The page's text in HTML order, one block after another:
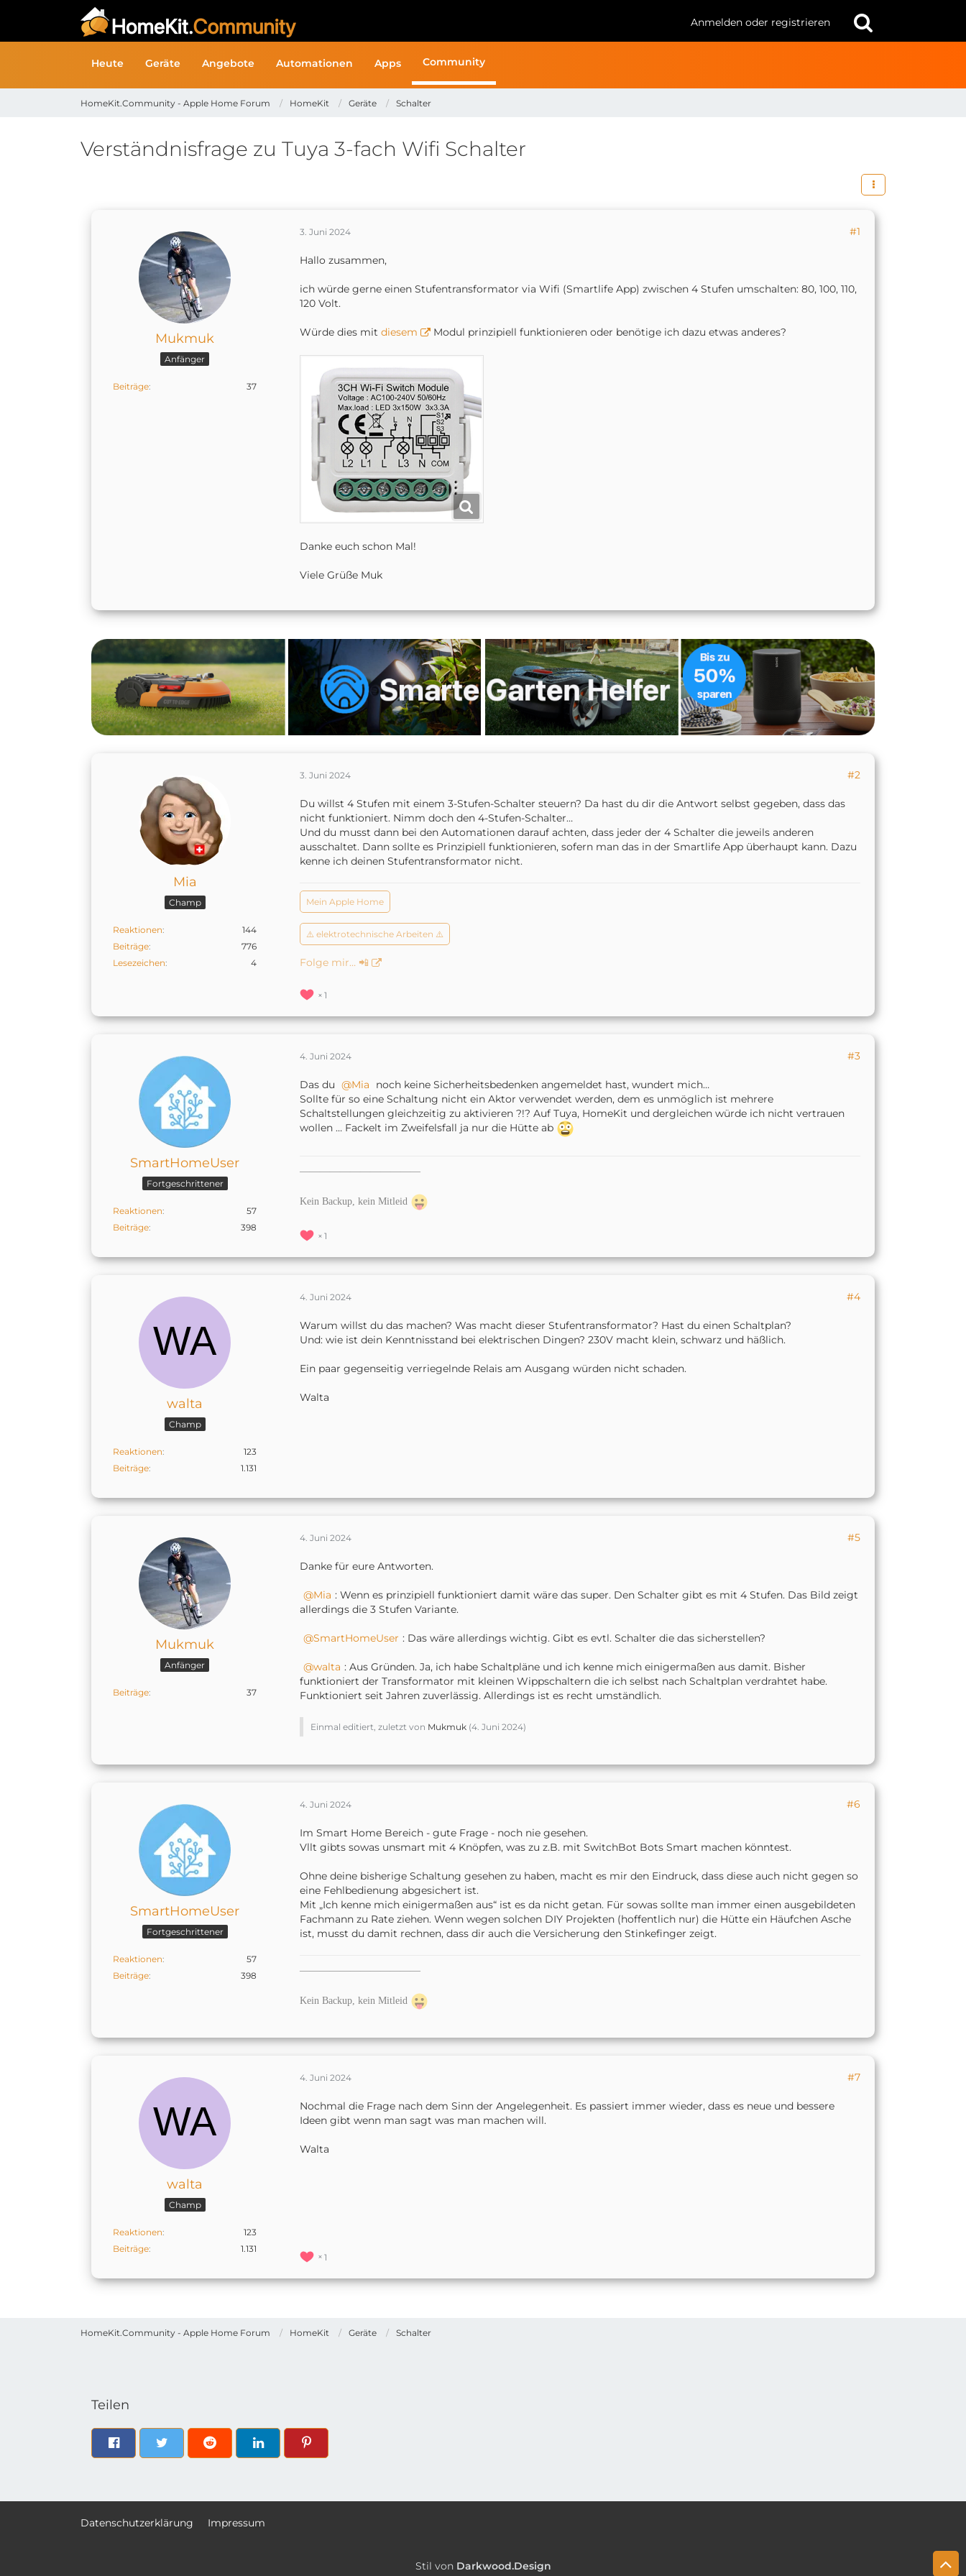
Anmelden oder registrieren
Heute Geräte Angebote Automationen Apps Community
HomeKit.Community - Apple Home Forum HomeKit Geräte Schalter
HomeKit.Community - Apple Home Forum HomeKit Geräte Schalter
Verständnisfrage zu Tuya 3-fach Wifi Schalter
Mukmuk
Anfänger
Beiträge 37
3. Juni 2024 #1
Hallo zusammen,
ich würde gerne einen Stufentransformator via Wifi (Smartlife App) zwischen 4 Stufen umschalten: 80, 100, 110,
120 Volt.
Würde dies mit diesem Modul prinzipiell funktionieren oder benötige ich dazu etwas anderes?
Danke euch schon Mal!
Viele Grüße Muk
Mia
Champ
Reaktionen
144
Beiträge
776
Lesezeichen
4
3. Juni 2024 #2
Du willst 4 Stufen mit einem 3-Stufen-Schalter steuern? Da hast du dir die Antwort selbst gegeben, dass das
nicht funktioniert. Nimm doch den 4-Stufen-Schalter…
Und du musst dann bei den Automationen darauf achten, dass jeder der 4 Schalter die jeweils anderen
ausschaltet. Dann sollte es Prinzipiell funktionieren, sofern man das in der Smartlife App überhaupt kann. Dazu
kenne ich deinen Stufentransformator nicht.
Mein Apple Home
⚠️ elektrotechnische Arbeiten ⚠️
Folge mir… 📲
1
SmartHomeUser
Fortgeschrittener
Reaktionen
57
Beiträge
398
4. Juni 2024 #3
Das du Mia
noch keine Sicherheitsbedenken angemeldet hast, wundert mich…
Sollte für so eine Schaltung nicht ein Aktor verwendet werden, dem es unmöglich ist mehrere
Schaltstellungen gleichzeitig zu aktivieren ?!? Auf Tuya, HomeKit und dergleichen würde ich nicht vertrauen
wollen … Fackelt im Zweifelsfall ja nur die Hütte ab
————————————
Kein Backup, kein Mitleid
1
walta
Champ
Reaktionen
123
Beiträge
1.131
4. Juni 2024 #4
Warum willst du das machen? Was macht dieser Stufentransformator? Hast du einen Schaltplan?
Und: wie ist dein Kenntnisstand bei elektrischen Dingen? 230V macht klein, schwarz und häßlich.
Ein paar gegenseitig verriegelnde Relais am Ausgang würden nicht schaden.
Walta
Mukmuk
Anfänger
Beiträge 37
4. Juni 2024 #5
Danke für eure Antworten.
Mia : Wenn es prinzipiell funktioniert damit wäre das super. Den Schalter gibt es mit 4 Stufen. Das Bild zeigt
allerdings die 3 Stufen Variante.
SmartHomeUser : Das wäre allerdings wichtig. Gibt es evtl. Schalter die das sicherstellen?
walta : Aus Gründen. Ja, ich habe Schaltpläne und ich kenne mich einigermaßen aus damit. Bisher
funktioniert der Transformator mit kleinen Wippschaltern die ich selbst nach Schaltplan verdrahtet habe.
Funktioniert seit Jahren zuverlässig. Allerdings ist es recht umständlich.
Einmal editiert, zuletzt von Mukmuk (4. Juni 2024)
SmartHomeUser
Fortgeschrittener
Reaktionen
57
Beiträge
398
4. Juni 2024 #6
Im Smart Home Bereich - gute Frage - noch nie gesehen.
Vllt gibts sowas unsmart mit 4 Knöpfen, was zu z.B. mit SwitchBot Bots Smart machen könntest.
Ohne deine bisherige Schaltung gesehen zu haben, macht es mir den Eindruck, dass diese auch nicht gegen so
eine Fehlbedienung abgesichert ist.
Mit „Ich kenne mich einigermaßen aus“ ist es da nicht getan. Für sowas sollte man immer einen ausgebildeten
Fachmann zu Rate ziehen. Wenn wegen solchen DIY Projekten (hoffentlich nur) die Hütte ein Häufchen Asche
ist, musst du damit rechnen, dass dir auch die Versicherung den Stinkefinger zeigt.
————————————
Kein Backup, kein Mitleid
walta
Champ
Reaktionen
123
Beiträge
1.131
4. Juni 2024 #7
Nochmal die Frage nach dem Sinn der Angelegenheit. Es passiert immer wieder, dass es neue und bessere
Ideen gibt wenn man sagt was man machen will.
Walta
1
Teilen
Datenschutzerklärung Impressum
Stil von Darkwood.Design